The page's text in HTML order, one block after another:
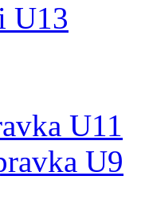
U13
U11
U9